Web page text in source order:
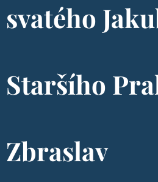
svatého
Staršího
Zbraslav